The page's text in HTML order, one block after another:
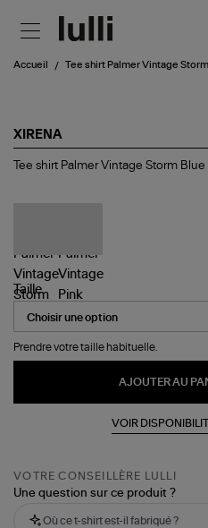
Accueil Tee shirt Palmer Vintage
XIRENA
Tee
Tee shirt Palmer Vintage Storm Blue
Taille
Prendre votre taille habituelle.
AJOUTER AU
VOIR
VOTRE CONSEILLÈRE LULLI
Une question sur ce produit ?
Où ce t-shirt est-il fabriqué ?